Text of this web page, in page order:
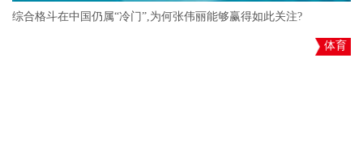
综合格斗在中国仍属“冷门”,为何张伟丽能够赢得如此关注?
体育